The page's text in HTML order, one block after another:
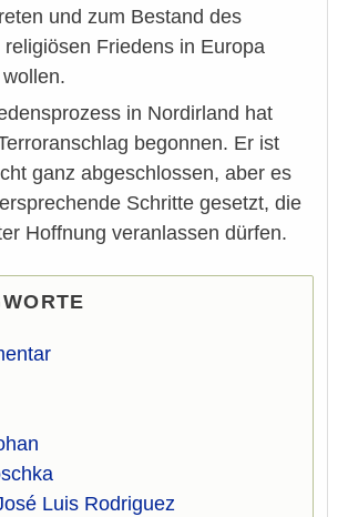
und zum Bestand des
Friedens in Europa
in Nordirland hat
begonnen. Er ist
ganz abgeschlossen, aber es
Schritte gesetzt, die
Hoffnung veranlassen dürfen.
Luis Rodriguez